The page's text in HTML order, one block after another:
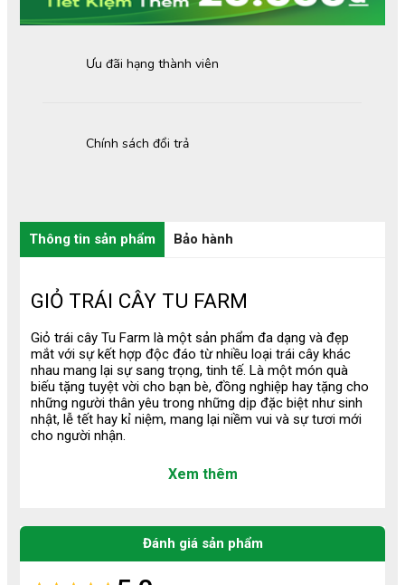
Chính sách đổi trả
Ưu đãi hạng thành viên
Thông tin sản phẩm Bảo hành
GIỎ TRÁI CÂY TU FARM
Giỏ trái cây Tu Farm là một sản phẩm đa dạng và đẹp
mắt với sự kết hợp độc đáo từ nhiều loại trái cây khác
nhau mang lại sự sang trọng, tinh tế. Là một món quà
biếu tặng tuyệt vời cho bạn bè, đồng nghiệp hay tặng cho
những người thân yêu trong những dịp đặc biệt như sinh
nhật, lễ tết hay kỉ niệm, mang lại niềm vui và sự tươi mới
cho người nhận.
1. Quy Trình Tạo Nên Một Giỏ Trái
Lựa chọn nguyên liệu & giỏ đựng: Tất cả trái cây
đều được chọn lọc từ nguồn uy tín, nhập khẩu chính
ngạch hoặc lấy trực tiếp từ nhà vườn VietGAP, đảm
bảo tươi ngon.
Xem thêm
Đánh giá sản phẩm